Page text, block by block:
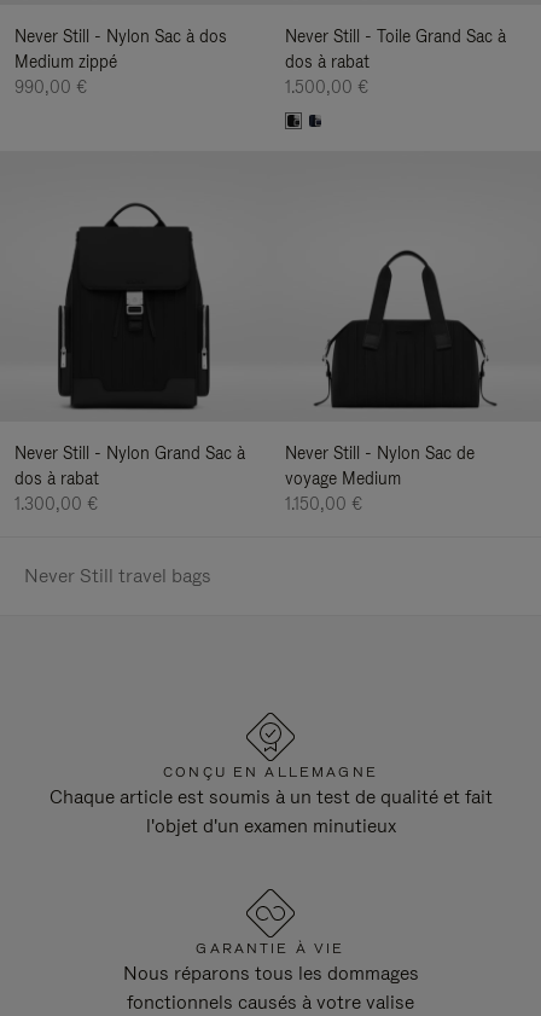
Never Still - Nylon Sac à dos
Medium zippé
990,00 €
Never Still - Toile Grand Sac à
dos à rabat
1.500,00 €
Never Still - Nylon Grand Sac à
dos à rabat
1.300,00 €
Never Still - Nylon Sac de
voyage Medium
1.150,00 €
Never Still travel bags
CONÇU EN ALLEMAGNE
Chaque article est soumis à un test de qualité et fait
l'objet d'un examen minutieux
GARANTIE À VIE
Nous réparons tous les dommages
fonctionnels causés à votre valise